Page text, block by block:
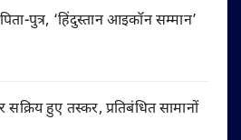
पुत्र, ‘हिंदुस्तान आइकॉन सम्मान’
हुए तस्कर, प्रतिबंधित सामानों